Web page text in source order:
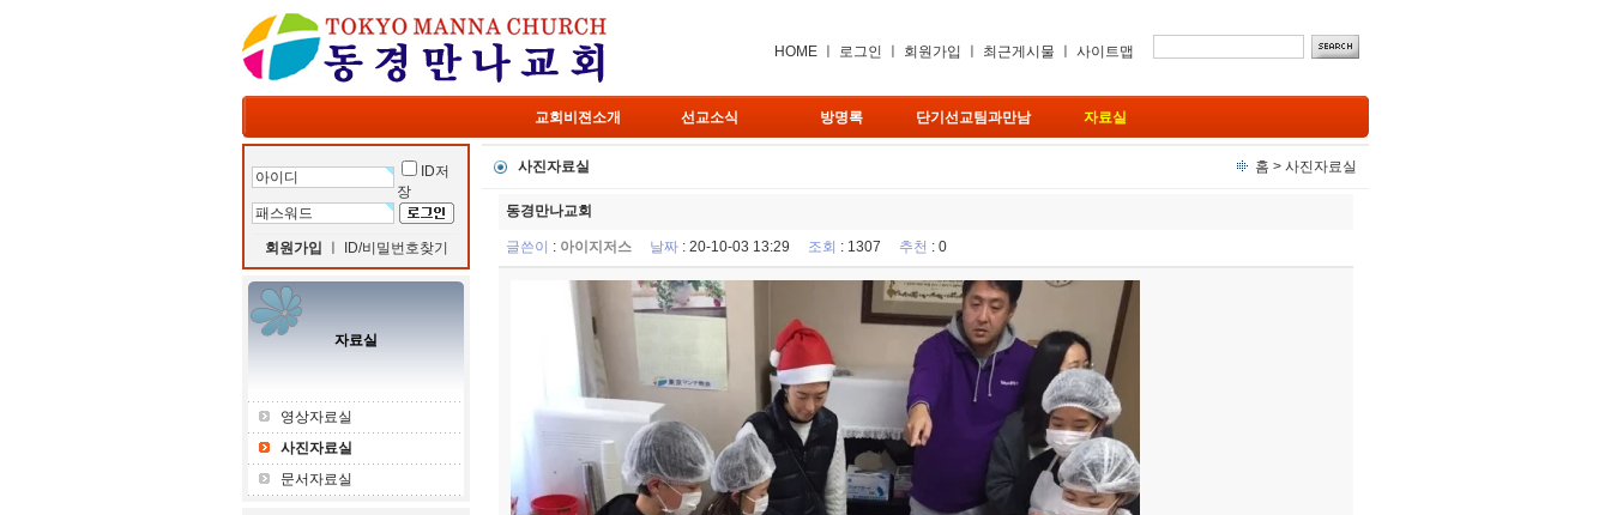
HOME 로그인 회원가입 최근게시물 사이트맵
교회비젼소개 선교소식 방명록 단기선교팀과만남 자료실
ID저
장
회원가입 ID/비밀번호찾기
자료실
영상자료실
사진자료실
문서자료실
사진자료실 홈 > 사진자료실
동경만나교회
글쓴이 : 아이지저스 날짜: 20-10-03 13:29 조회 : 1307 추천 : 0